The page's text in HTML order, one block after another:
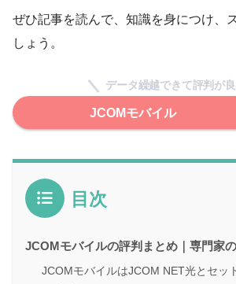
ぜひ記事を読んで、知識を身につけ、
しょう。
データ繰越できて評判が
JCOMモバイル
目次
JCOMモバイルの評判まとめ｜専門家
JCOMモバイルはJCOM NET光とセッ